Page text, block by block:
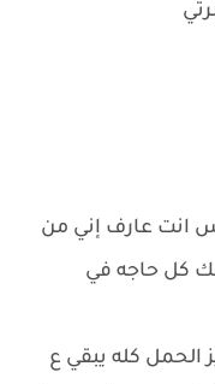
انت عارف إني من
كل حاجه في
كله يبقي ع